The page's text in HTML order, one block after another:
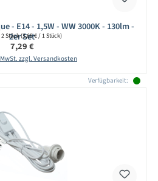
- E14 - 1,5W - WW 3000K - 130lm -
2er Set
2 Stück(3,65 € / 1 Stück)
Regulärer Preis:
7,29 €
zzgl. Versandkosten
Verfügbarkeit: